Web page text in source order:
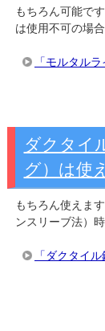
もちろん可能で
は使用不可の場
「モルタル
ダクタイ
グ）は使
もちろん使えま
ンスリーブ法）
「ダクタイ